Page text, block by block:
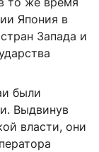
Япония в
Запада и
были
Выдвинув
власти, они